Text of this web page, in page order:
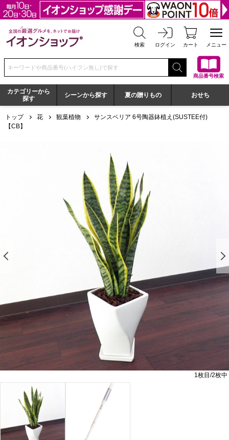
全国の厳選グルメを、ネットでお届け イオンショップ
検索 ログイン カート メニュー
検索キーワードまたは商品番号を入力してください
商品番号検索
カテゴリーから
探す
シーンから探す 夏の贈りもの おせち
トップ 花 観葉植物
サンスベリア 6号陶器鉢植え(SUSTEE付)
【CB】
前の画像を表示する
1枚目/2枚中